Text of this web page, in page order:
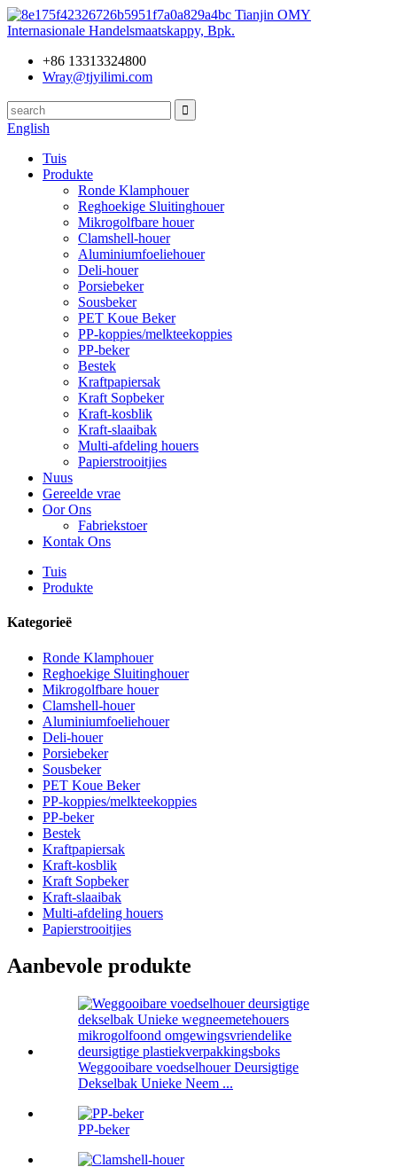
Tianjin OMY
Internasionale Handelsmaatskappy, Bpk.
+86 13313324800
Wray@tjyilimi.com
English
Tuis
Produkte
Ronde Klamphouer
Reghoekige Sluitinghouer
Mikrogolfbare houer
Clamshell-houer
Aluminiumfoeliehouer
Deli-houer
Porsiebeker
Sousbeker
PET Koue Beker
PP-koppies/melkteekoppies
PP-beker
Bestek
Kraftpapiersak
Kraft Sopbeker
Kraft-kosblik
Kraft-slaaibak
Multi-afdeling houers
Papierstrooitjies
Nuus
Gereelde vrae
Oor Ons
Fabriekstoer
Kontak Ons
Tuis
Produkte
Kategorieë
Ronde Klamphouer
Reghoekige Sluitinghouer
Mikrogolfbare houer
Clamshell-houer
Aluminiumfoeliehouer
Deli-houer
Porsiebeker
Sousbeker
PET Koue Beker
PP-koppies/melkteekoppies
PP-beker
Bestek
Kraftpapiersak
Kraft-kosblik
Kraft Sopbeker
Kraft-slaaibak
Multi-afdeling houers
Papierstrooitjies
Aanbevole produkte
Weggooibare voedselhouer Deursigtige
Dekselbak Unieke Neem ...
PP-beker